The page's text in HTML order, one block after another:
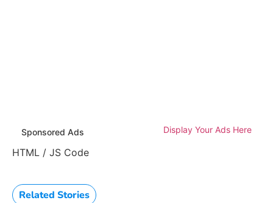
Sponsored Ads Display Your Ads Here
HTML / JS Code
Related Stories